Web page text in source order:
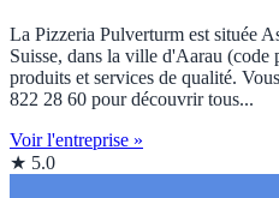
La Pizzeria Pulverturm est située
Suisse, dans la ville d'Aarau (code
produits et services de qualité.
822 28 60 pour découvrir tous...
Voir l'entreprise »
★ 5.0